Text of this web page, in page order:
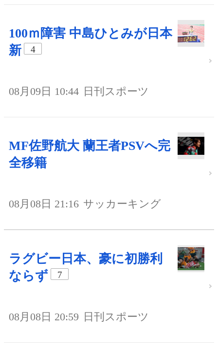
100ｍ障害 中島ひとみが日本
新
4
08月09日 10:44 日刊スポーツ
MF佐野航大 蘭王者PSVへ完
全移籍
08月08日 21:16 サッカーキング
ラグビー日本、豪に初勝利
ならず
7
08月08日 20:59 日刊スポーツ